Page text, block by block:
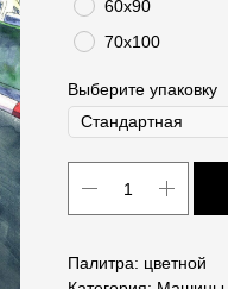
60х90
70х100
Выберите упаковку
Палитра: цветной